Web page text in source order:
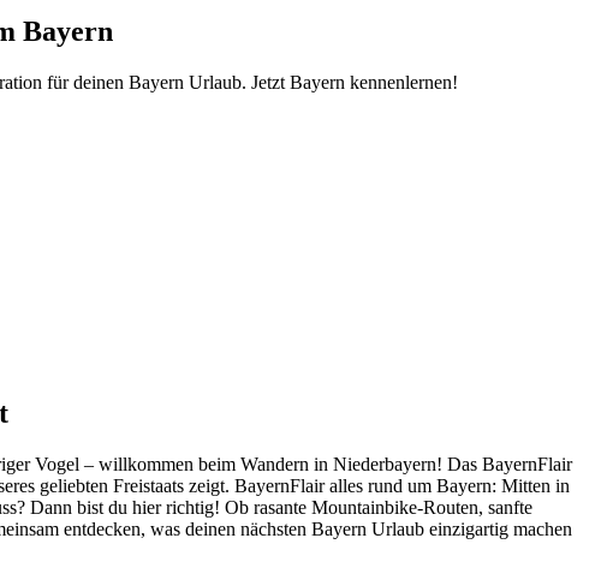
Bayern
für deinen Bayern Urlaub. Jetzt Bayern kennenlernen!
Vogel – willkommen beim Wandern in Niederbayern! Das BayernFlair
geliebten Freistaats zeigt. BayernFlair alles rund um Bayern: Mitten in
Dann bist du hier richtig! Ob rasante Mountainbike-Routen, sanfte
entdecken, was deinen nächsten Bayern Urlaub einzigartig machen